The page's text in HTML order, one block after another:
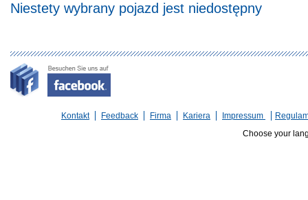
Niestety wybrany pojazd jest niedostępny
Kontakt Feedback Firma Kariera Impressum
Choose your